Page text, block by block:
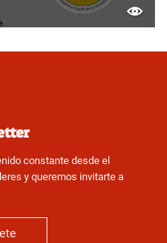
constante desde el
y queremos invitarte a